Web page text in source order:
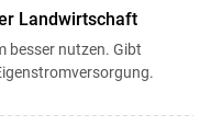
Landwirtschaft
besser nutzen. Gibt